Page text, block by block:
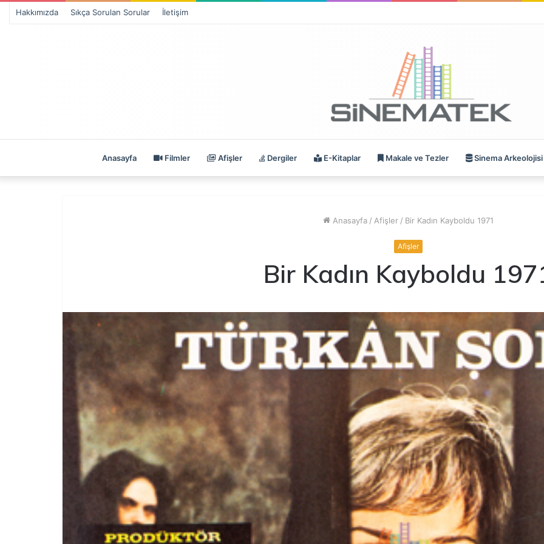
Hakkımızda Sıkça Sorulan Sorular İletişim
Anasayfa Filmler Afişler Dergiler E-Kitaplar Makale ve Tezler Sinema Arkeolojisi
Anasayfa / Afişler / Bir Kadın Kayboldu 1971
Afişler
Bir Kadın Kayboldu